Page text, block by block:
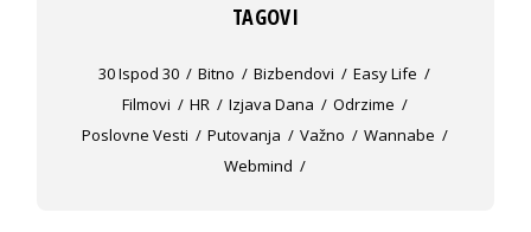
TAGOVI
30 Ispod 30 Bitno Bizbendovi
Easy Life
Filmovi
HR Izjava Dana
Odrzime
Poslovne Vesti
Putovanja Važno
Wannabe
Webmind